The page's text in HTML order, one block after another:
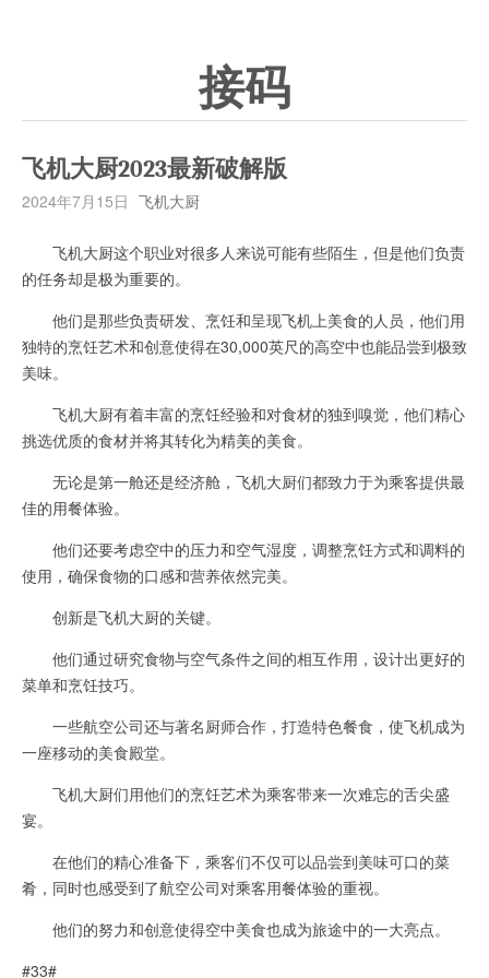
接码
飞机大厨2023最新破解版
2024年7月15日 飞机大厨
飞机大厨这个职业对很多人来说可能有些陌生，但是他们负责
的任务却是极为重要的。
他们是那些负责研发、烹饪和呈现飞机上美食的人员，他们用
独特的烹饪艺术和创意使得在30,000英尺的高空中也能品尝到极致
美味。
飞机大厨有着丰富的烹饪经验和对食材的独到嗅觉，他们精心
挑选优质的食材并将其转化为精美的美食。
无论是第一舱还是经济舱，飞机大厨们都致力于为乘客提供最
佳的用餐体验。
他们还要考虑空中的压力和空气湿度，调整烹饪方式和调料的
使用，确保食物的口感和营养依然完美。
创新是飞机大厨的关键。
他们通过研究食物与空气条件之间的相互作用，设计出更好的
菜单和烹饪技巧。
一些航空公司还与著名厨师合作，打造特色餐食，使飞机成为
一座移动的美食殿堂。
飞机大厨们用他们的烹饪艺术为乘客带来一次难忘的舌尖盛
宴。
在他们的精心准备下，乘客们不仅可以品尝到美味可口的菜
肴，同时也感受到了航空公司对乘客用餐体验的重视。
他们的努力和创意使得空中美食也成为旅途中的一大亮点。
#33#